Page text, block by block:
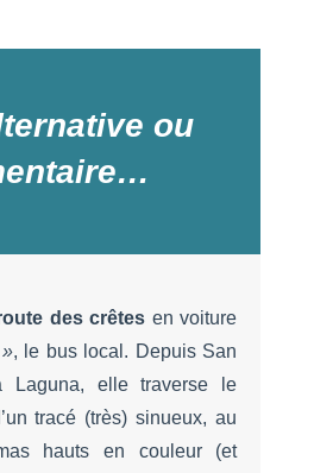
ou
des crêtes en voiture
, le bus local. Depuis San
Laguna, elle traverse le
tracé (très) sinueux, au
hauts en couleur (et